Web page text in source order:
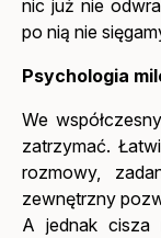
nic już nie
po nią nie
Psychologia
We
zatrzymać.
rozmowy,
zewnętrzny
A jednak cisza